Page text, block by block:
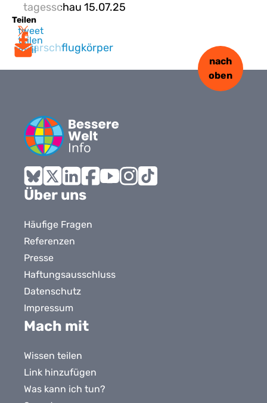
Teilen
tweet
teilen
mail
tagesschau 15.07.25
Marschflugkörper
Bluesky
X LinkedInFacebook
nach
oben
Über uns
Häufige Fragen
Referenzen
Presse
Haftungsausschluss
Datenschutz
Impressum
Mach mit
Wissen teilen
Link hinzufügen
Was kann ich tun?